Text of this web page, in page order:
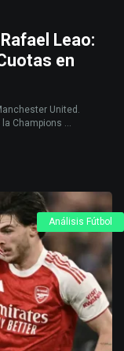
Leao:
en
United.
Champions ...
Análisis Fútbol